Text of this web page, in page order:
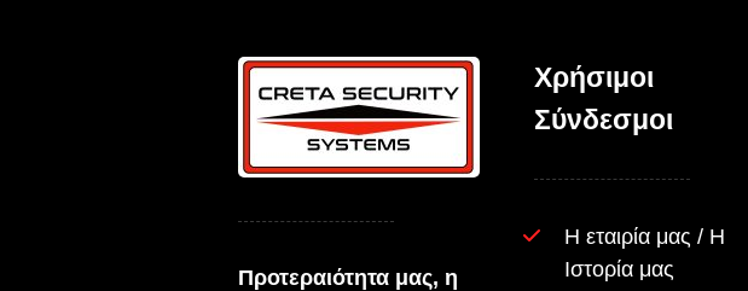
Προτεραιότητα μας, η
Χρήσιμοι
Σύνδεσμοι
Η εταιρία μας / Η
Ιστορία μας